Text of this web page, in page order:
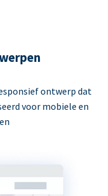
ontwerp dat
voor mobiele en